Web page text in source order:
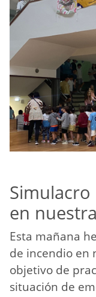
en
Esta mañana
de incendio en
objetivo de
situación de